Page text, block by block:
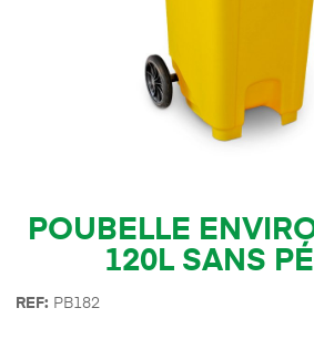
POUBELLE
120L SANS
REF: PB182